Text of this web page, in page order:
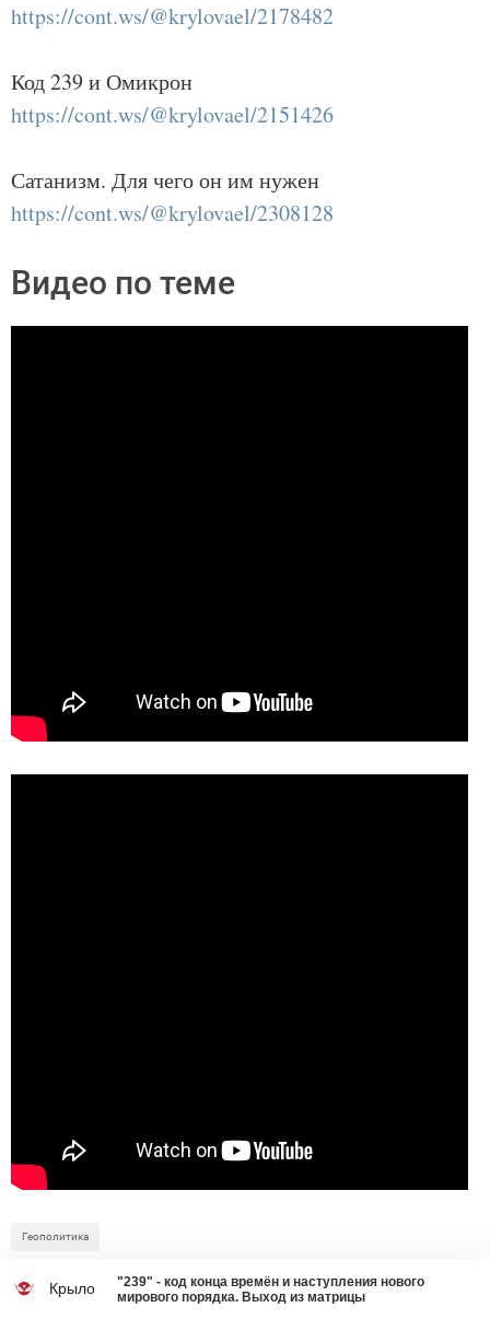
https://cont.ws/@krylovael/2178482
Код 239 и Омикрон
https://cont.ws/@krylovael/2151426
Сатанизм. Для чего он им нужен
https://cont.ws/@krylovael/2308128
Видео по теме
Геополитика
7
Крыло
"239" - код конца времён и наступления нового
мирового порядка. Выход из матрицы